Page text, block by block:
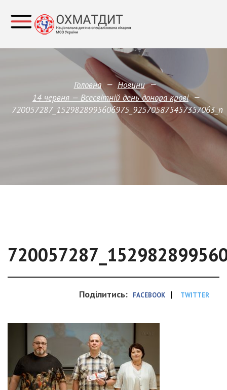
Головна — Новини —
14 червня — Всесвітній день донора крові —
720057287_1529828995606975_925705875457357063_n
Поділитись: FACEBOOK | TWITTER